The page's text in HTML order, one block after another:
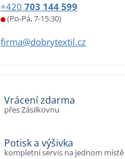
+420 703 144 599
(Po-Pá, 7-15:30)
firma@dobrytextil.cz
Vrácení zdarma
přes Zásilkovnu
Potisk a výšivka
kompletní servis na jednom místě